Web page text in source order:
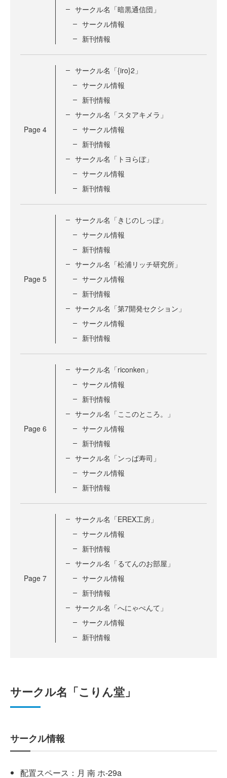
サークル名「暗黒通信団」
サークル情報
新刊情報
Page 4
サークル名「{iro}2」
サークル情報
新刊情報
サークル名「スタアキメラ」
サークル情報
新刊情報
サークル名「トヨらぼ」
サークル情報
新刊情報
Page 5
サークル名「きじのしっぽ」
サークル情報
新刊情報
サークル名「松浦リッチ研究所」
サークル情報
新刊情報
サークル名「第7開発セクション」
サークル情報
新刊情報
Page 6
サークル名「riconken」
サークル情報
新刊情報
サークル名「ここのところ。」
サークル情報
新刊情報
サークル名「ンっぱ寿司」
サークル情報
新刊情報
Page 7
サークル名「EREX工房」
サークル情報
新刊情報
サークル名「るてんのお部屋」
サークル情報
新刊情報
サークル名「へにゃぺんて」
サークル情報
新刊情報
サークル名「こりん堂」
サークル情報
配置スペース：月 南 ホ-29a